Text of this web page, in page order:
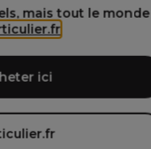
mais tout le monde
ici